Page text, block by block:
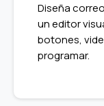
Diseña
un editor
botones,
programar.